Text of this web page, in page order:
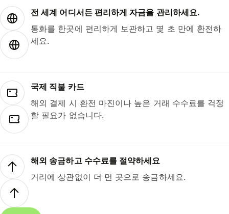
전 세계 어디서든 편리하게 자금을 관리하세요.
통화를 한곳에 편리하게 보관하고 몇 초 만에 환전하
세요.
국제 직불 카드
해외 결제 시 환전 마진이나 높은 거래 수수료를 걱정
할 필요가 없습니다.
해외 송금하고 수수료를 절약하세요
거리에 상관없이 더 먼 곳으로 송금하세요.